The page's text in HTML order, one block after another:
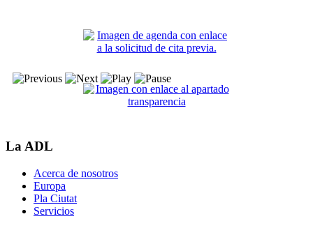
La ADL
Acerca de nosotros
Europa
Pla Ciutat
Servicios